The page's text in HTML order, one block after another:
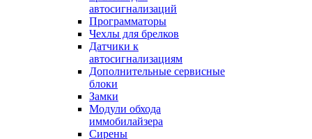
автосигнализаций
Программаторы
Чехлы для брелков
Датчики к
автосигнализациям
Дополнительные сервисные
блоки
Замки
Модули обхода
иммобилайзера
Сирены